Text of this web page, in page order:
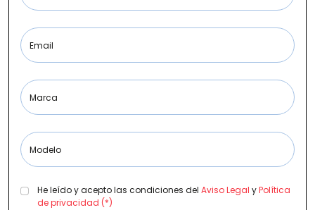
Combustible
(Elige una o varias opciones)
Etiqueta medioambiental
Potencia
Email
Marca
Modelo
He leído y acepto las condiciones del Aviso Legal yPolítica
de privacidad (*)